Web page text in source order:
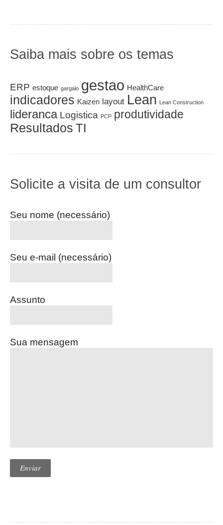
Saiba mais sobre os temas
ERP estoque gargalo gestao HealthCare
indicadores Kaizen layout Lean Lean Construction
lideranca Logistica PCP produtividade
Resultados TI
Solicite a visita de um consultor
Seu nome (necessário)
Seu e-mail (necessário)
Assunto
Sua mensagem